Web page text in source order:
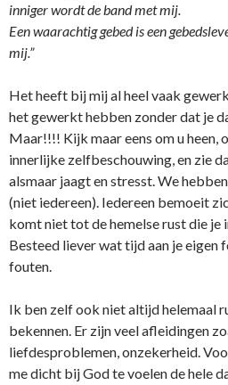
inniger wordt de band met mij.
Een waarachtig gebed is een
mij.”
Het heeft bij mij al heel vaak
het gewerkt hebben zonder dat je
Maar!!!! Kijk maar eens om u heen,
innerlijke zelfbeschouwing, en zie
alsmaar jaagt en stresst. We
(niet iedereen). Iedereen bemoeit
komt niet tot de hemelse rust die je
Besteed liever wat tijd aan je eigen
fouten.
Ik ben zelf ook niet altijd helemaal
bekennen. Er zijn veel afleidingen
liefdesproblemen, o­nzekerheid.
me dicht bij God te voelen de hele